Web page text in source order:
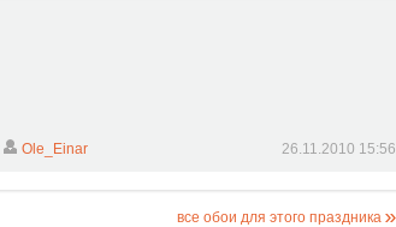
Ole_Einar 26.11.2010 15:56
все обои для этого праздника